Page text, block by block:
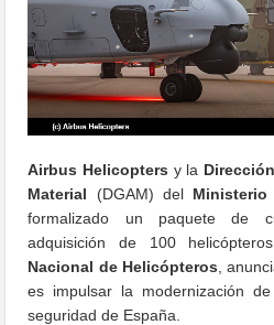
Airbus Helicopters y la
Material (DGAM) del Ministerio
formalizado un paquete de
adquisición de 100
Nacional de Helicópteros ,
es impulsar la modernización
seguridad de España.